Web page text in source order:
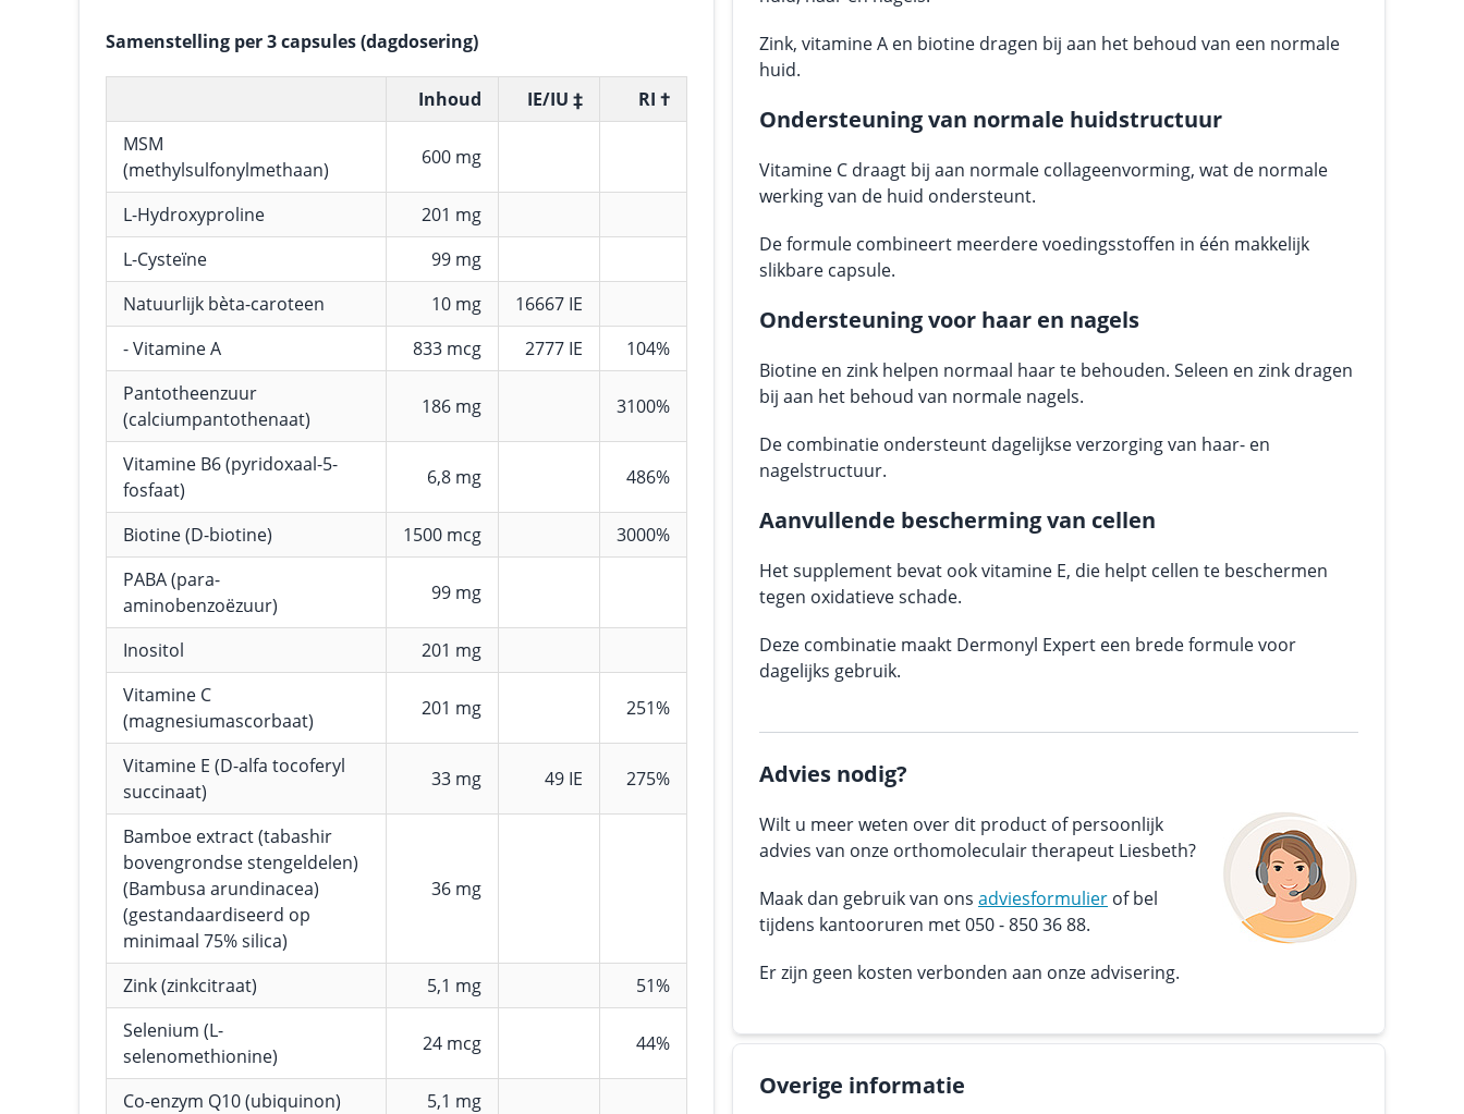
Samenstelling per 3 capsules (dagdosering)
Inhoud IE/IU ‡
RI †
MSM
(methylsulfonylmethaan)
600 mg
L-Hydroxyproline
201 mg
L-Cysteïne
99 mg
Natuurlijk bèta-caroteen
10 mg
16667 IE
- Vitamine A
833 mcg 2777 IE
104%
Pantotheenzuur
(calciumpantothenaat)
186 mg 3100%
Vitamine B6 (pyridoxaal-5-
fosfaat)
6,8 mg 486%
Biotine (D-biotine) 1500 mcg
3000%
PABA (para-
aminobenzoëzuur)
99 mg
Inositol
201 mg
Vitamine C
(magnesiumascorbaat)
201 mg 251%
Vitamine E (D-alfa tocoferyl
succinaat)
33 mg 49 IE 275%
Bamboe extract (tabashir
bovengrondse stengeldelen)
(Bambusa arundinacea)
(gestandaardiseerd op
minimaal 75% silica)
36 mg
Zink (zinkcitraat) 5,1 mg
51%
Selenium (L-
selenomethionine)
24 mcg 44%
Co-enzym Q10 (ubiquinon) 5,1 mg
Zink, vitamine A en biotine dragen bij aan het behoud van een normale
huid.
Ondersteuning van normale huidstructuur
Vitamine C draagt bij aan normale collageenvorming, wat de normale
werking van de huid ondersteunt.
De formule combineert meerdere voedingsstoffen in één makkelijk
slikbare capsule.
Ondersteuning voor haar en nagels
Biotine en zink helpen normaal haar te behouden. Seleen en zink dragen
bij aan het behoud van normale nagels.
De combinatie ondersteunt dagelijkse verzorging van haar- en
nagelstructuur.
Aanvullende bescherming van cellen
Het supplement bevat ook vitamine E, die helpt cellen te beschermen
tegen oxidatieve schade.
Deze combinatie maakt Dermonyl Expert een brede formule voor
dagelijks gebruik.
Advies nodig?
Wilt u meer weten over dit product of persoonlijk
advies van onze orthomoleculair therapeut Liesbeth?
Maak dan gebruik van ons adviesformulier of bel
tijdens kantooruren met 050 - 850 36 88.
Er zijn geen kosten verbonden aan onze advisering.
Overige informatie